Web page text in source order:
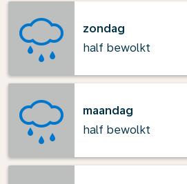
zondag
half bewolkt
maandag
half bewolkt